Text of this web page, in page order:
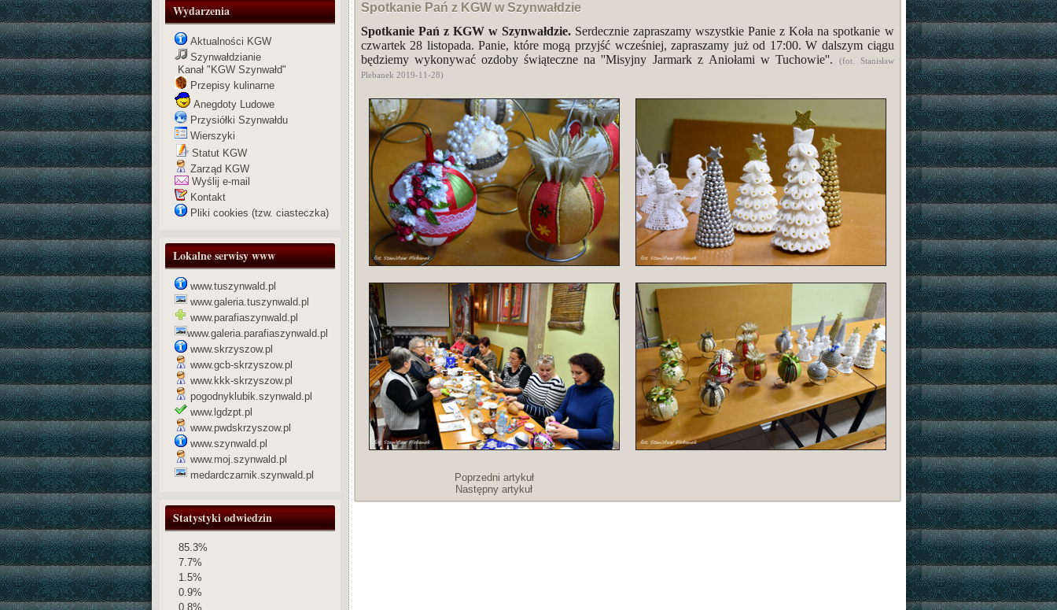
Wydarzenia
Aktualności KGW
Szynwałdzianie
Kanał "KGW Szynwałd"
Przepisy kulinarne
Anegdoty Ludowe
Przysiółki Szynwałdu
Wierszyki
Statut KGW
Zarząd KGW
Wyślij e-mail
Kontakt
Pliki cookies (tzw. ciasteczka)
Lokalne serwisy www
www.tuszynwald.pl
www.galeria.tuszynwald.pl
www.parafiaszynwald.pl
www.galeria.parafiaszynwald.pl
www.skrzyszow.pl
www.gcb-skrzyszow.pl
www.kkk-skrzyszow.pl
pogodnyklubik.szynwald.pl
www.lgdzpt.pl
www.pwdskrzyszow.pl
www.szynwald.pl
www.moj.szynwald.pl
medardczarnik.szynwald.pl
Statystyki odwiedzin
85.3%
7.7%
1.5%
0.9%
0.8%
Spotkanie Pań z KGW w Szynwałdzie
Spotkanie Pań z KGW w Szynwałdzie.Serdecznie zapraszamy wszystkie Panie z Koła na spotkanie w
czwartek 28 listopada. Panie, które mogą przyjść wcześniej, zapraszamy już od 17:00. W dalszym ciągu
będziemy wykonywać ozdoby świąteczne na ''Misyjny Jarmark z Aniołami w Tuchowie''.
(fot. Stanisław
Plebanek 2019-11-28)
Poprzedni artykuł
Następny artykuł